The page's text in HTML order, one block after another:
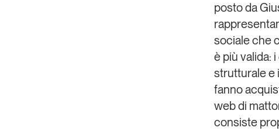
posto da
sociale che
è più valida:
strutturale e
fanno
web di
consiste